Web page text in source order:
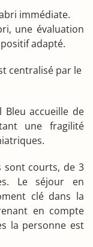
immédiate.
une évaluation
adapté.
centralisé par le
Bleu accueille de
une fragilité
sont courts, de 3
Le séjour en
clé dans la
en compte
la personne est